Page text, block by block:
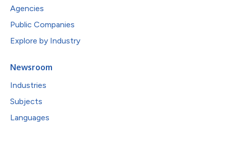
Agencies
Public Companies
Explore by Industry
Newsroom
Industries
Subjects
Languages